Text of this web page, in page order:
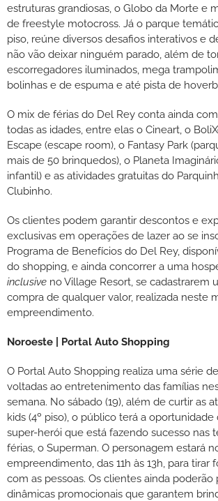
estruturas grandiosas, o Globo da Morte e
de freestyle motocross. Já o parque
piso, reúne diversos desafios interativos e
não vão deixar ninguém parado, além de
escorregadores iluminados, mega
bolinhas e de espuma e até pista de
O mix de férias do Del Rey conta ainda
todas as idades, entre elas o Cineart, o
Escape (escape room), o Fantasy Park
mais de 50 brinquedos), o Planeta
infantil) e as atividades gratuitas do
Clubinho.
Os clientes podem garantir descontos e
exclusivas em operações de lazer ao se
Programa de Benefícios do Del Rey,
do shopping, e ainda concorrer a uma
inclusive no Village Resort, se cadastrarem
compra de qualquer valor, realizada neste
empreendimento.
Noroeste | Portal Auto Shopping
O Portal Auto Shopping realiza uma série
voltadas ao entretenimento das famílias
semana. No sábado (19), além de curtir as
kids (4º piso), o público terá a
super-herói que está fazendo sucesso nas
férias, o Superman. O personagem estará
empreendimento, das 11h às 13h, para tirar
com as pessoas. Os clientes ainda poderão
dinâmicas promocionais que garantem